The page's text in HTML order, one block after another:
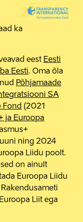
ka
eest Eesti
Eesti. Oma õla
Põhjamaade
SA
Fond (2021
ja Euroopa
ning 2024
Liidu poolt.
on ainult
Euroopa Liidu
Liit ega